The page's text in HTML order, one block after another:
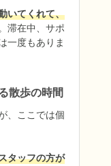
いてくれて、
滞在中、サポ
一度もありま
散歩の時間
、ここでは個
タッフの方が